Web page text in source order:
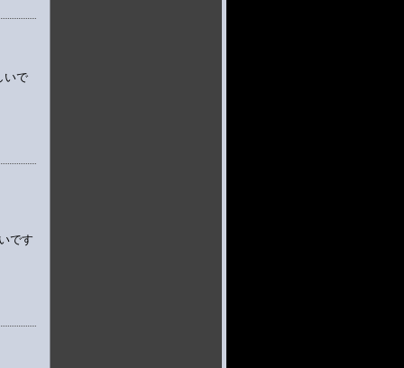
いで
です